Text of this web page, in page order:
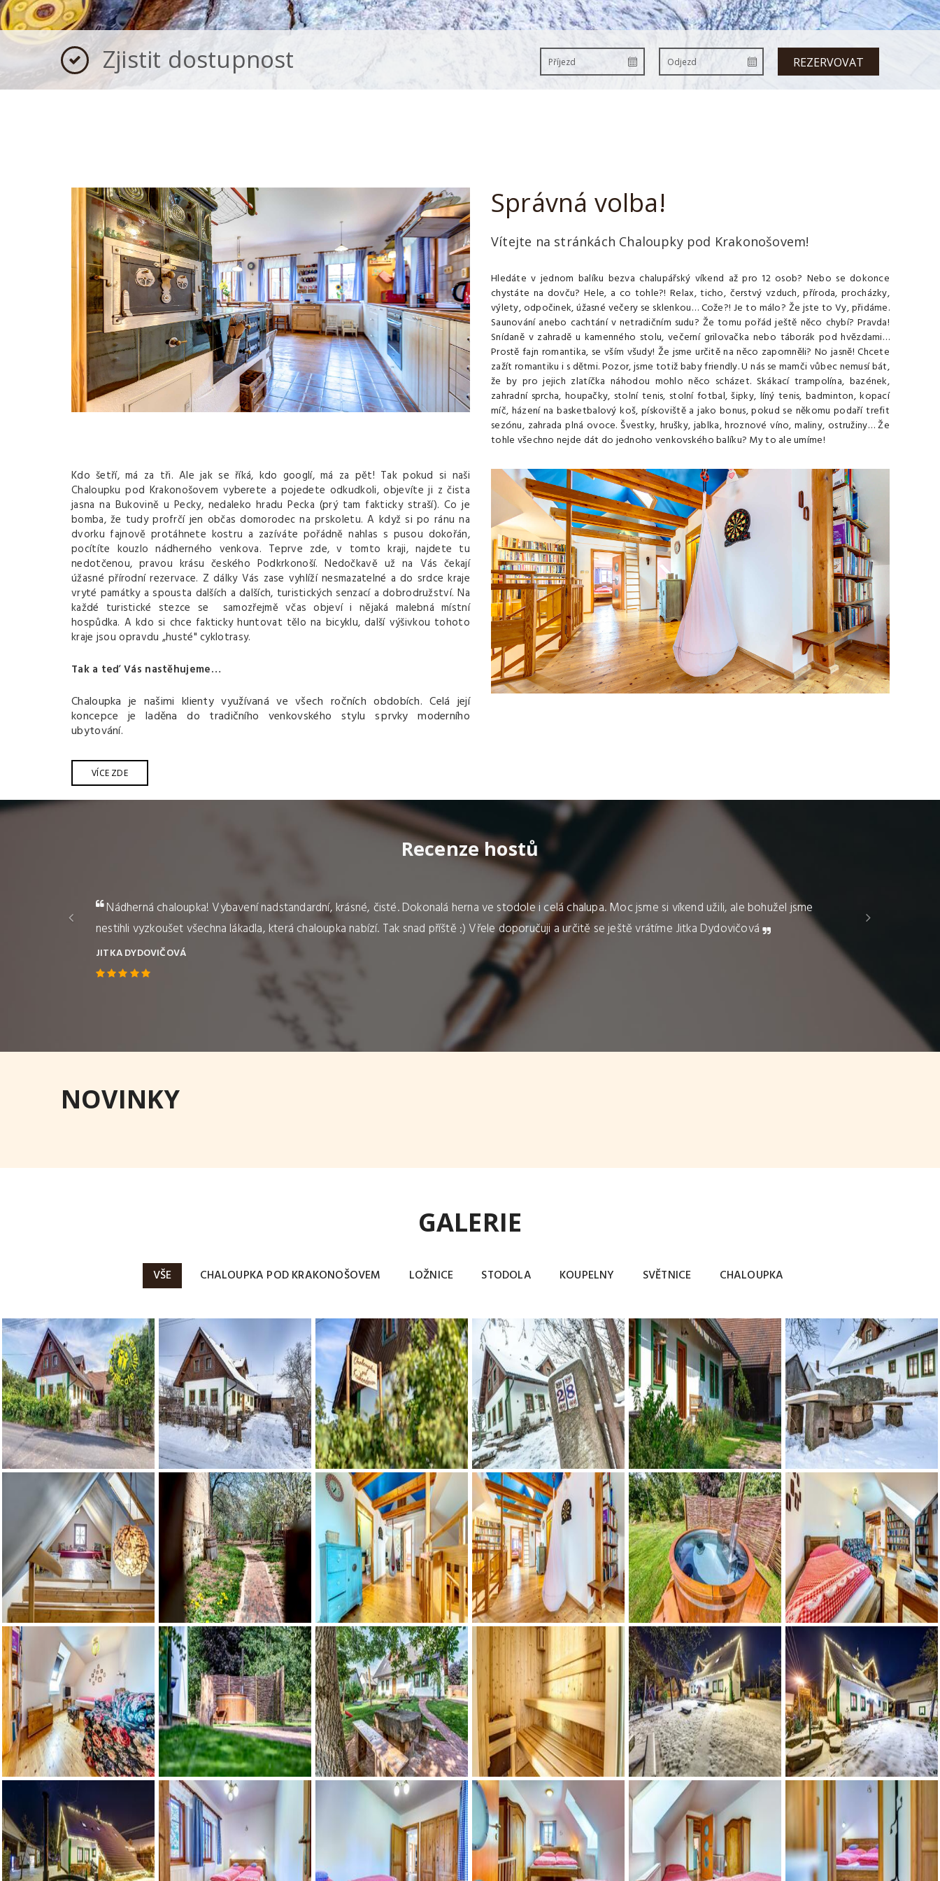
Zjistit dostupnost REZERVOVAT
Správná volba!
Vítejte na stránkách Chaloupky pod Krakonošovem!
Hledáte v jednom balíku bezva chalupářský víkend až pro 12 osob? Nebo se dokonce
chystáte na dovču? Hele, a co tohle?! Relax, ticho, čerstvý vzduch, příroda, procházky,
výlety, odpočinek, úžasné večery se sklenkou… Cože?! Je to málo? Že jste to Vy, přidáme.
Saunování anebo cachtání v netradičním sudu? Že tomu pořád ještě něco chybí? Pravda!
Snídaně v zahradě u kamenného stolu, večerní grilovačka nebo táborák pod hvězdami…
Prostě fajn romantika, se vším všudy! Že jsme určitě na něco zapomněli? No jasně! Chcete
zažít romantiku i s dětmi. Pozor, jsme totiž baby friendly. U nás se mamči vůbec nemusí bát,
že by pro jejich zlatíčka náhodou mohlo něco scházet. Skákací trampolína, bazének,
zahradní sprcha, houpačky, stolní tenis, stolní fotbal, šipky, líný tenis, badminton, kopací
míč, házení na basketbalový koš, pískoviště a jako bonus, pokud se někomu podaří trefit
sezónu, zahrada plná ovoce. Švestky, hrušky, jablka, hroznové víno, maliny, ostružiny… Že
tohle všechno nejde dát do jednoho venkovského balíku? My to ale umíme!
Kdo šetří, má za tři. Ale jak se říká, kdo googlí, má za pět! Tak pokud si naši
Chaloupku pod Krakonošovem vyberete a pojedete odkudkoli, objevíte ji z čista
jasna na Bukovině u Pecky, nedaleko hradu Pecka (prý tam fakticky straší). Co je
bomba, že tudy profrčí jen občas domorodec na prskoletu. A když si po ránu na
dvorku fajnově protáhnete kostru a zazíváte pořádně nahlas s pusou dokořán,
pocítíte kouzlo nádherného venkova. Teprve zde, v tomto kraji, najdete tu
nedotčenou, pravou krásu českého Podkrkonoší. Nedočkavě už na Vás čekají
úžasné přírodní rezervace. Z dálky Vás zase vyhlíží nesmazatelné a do srdce kraje
vryté památky a spousta dalších a dalších, turistických senzací a dobrodružství. Na
každé turistické stezce se samozřejmě včas objeví i nějaká malebná místní
hospůdka. A kdo si chce fakticky huntovat tělo na bicyklu, další výšivkou tohoto
kraje jsou opravdu „husté" cyklotrasy.
Tak a teď Vás nastěhujeme…
Chaloupka je našimi klienty využívaná ve všech ročních obdobích. Celá její
koncepce je laděna do tradičního venkovského stylu s prvky moderního
ubytování.
VÍCE ZDE
Recenze hostů
Jednoduše a stručně - všechno :) Hned po příjezdu na nás dýchla pohoda a klid. Každodenní starosti a shon velkoměsta rázem přestaly existovat.
Velice mile nás překvapil uvítací košík s výbornými regionálními produkty. Spousty vyžití pro děti, že jsme o nich v podstatě nevěděli. Největší zájem byl
o trampolínu, houpačky a jezdící koně. Krásné okolí a spousty možností k výletování Parádní relax. Určitě se k Vám vrátíme
PETRA
NOVINKY
GALERIE
VŠE CHALOUPKA POD KRAKONOŠOVEM LOŽNICE STODOLA KOUPELNY SVĚTNICE CHALOUPKA